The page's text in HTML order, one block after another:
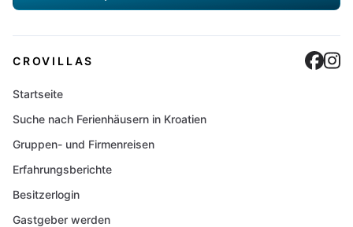
CROVILLAS
Startseite
Suche nach Ferienhäusern in Kroatien
Gruppen- und Firmenreisen
Erfahrungsberichte
Besitzerlogin
Gastgeber werden